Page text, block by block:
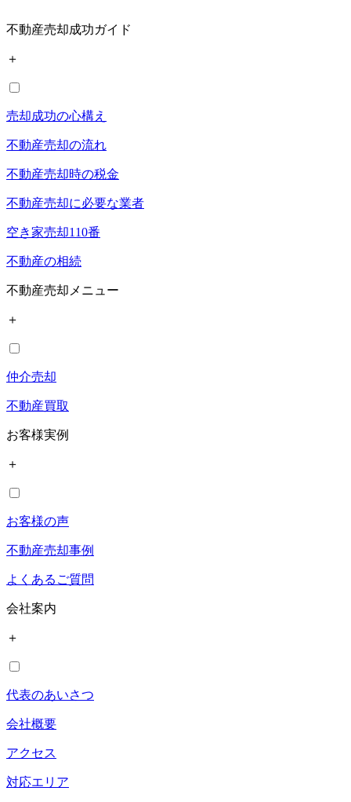
不動産売却成功ガイド
＋
売却成功の心構え
不動産売却の流れ
不動産売却時の税金
不動産売却に必要な業者
空き家売却110番
不動産の相続
不動産売却メニュー
＋
仲介売却
不動産買取
お客様実例
＋
お客様の声
不動産売却事例
よくあるご質問
会社案内
＋
代表のあいさつ
会社概要
アクセス
対応エリア